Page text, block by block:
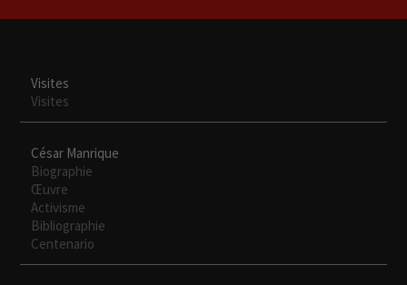
Visites
Visites
César Manrique
Biographie
Œuvre
Activisme
Bibliographie
Centenario
Necesarias